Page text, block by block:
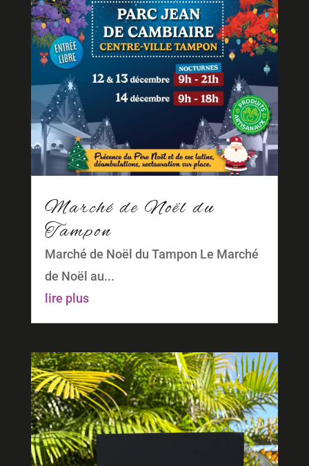
Marché de Noël du
Tampon
Marché de Noël du Tampon Le Marché
de Noël au...
lire plus